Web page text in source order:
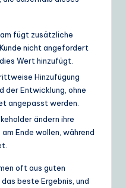
fügt zusätzliche
nicht angefordert
Wert hinzufügt.
Hinzufügung
der Entwicklung, ohne
angepasst werden.
ändern ihre
Ende wollen, während
oft aus guten
beste Ergebnis, und